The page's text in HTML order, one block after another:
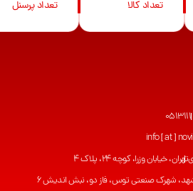
تعداد کالا تعداد پرسنل
0513111
info [ at ]
تهران، خیابان وزرا، کوچه 24، پلاک 4
شهرک صنعتی توس، فاز دو، نبش اندیش 6